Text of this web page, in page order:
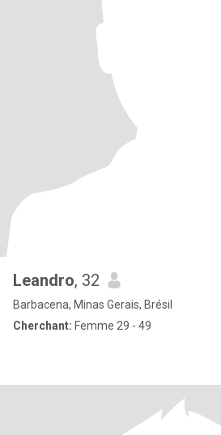
Leandro, 32
Barbacena, Minas Gerais, Brésil
Cherchant: Femme 29 - 49